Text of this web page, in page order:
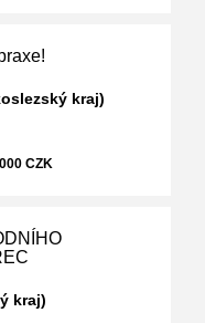
kraj)
CZK
kraj)